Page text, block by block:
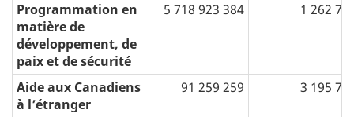
Programmation en
matière de
développement, de
paix et de sécurité
5 718 923 384 1 262
Aide aux Canadiens
à l’étranger
91 259 259 3 195